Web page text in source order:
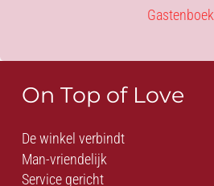
Gastenboek
On Top of Love
De winkel verbindt
Man-vriendelijk
Service gericht